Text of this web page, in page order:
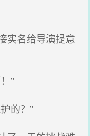
实名给导演提意
”
的？”